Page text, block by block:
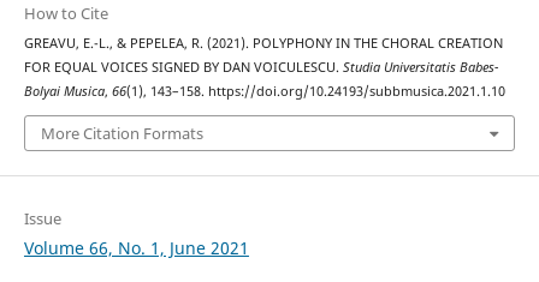
How to Cite
GREAVU, E.-L., & PEPELEA, R. (2021). POLYPHONY IN THE CHORAL CREATION
FOR EQUAL VOICES SIGNED BY DAN VOICULESCU. Studia Universitatis Babes-
Bolyai Musica, 66(1), 143–158. https://doi.org/10.24193/subbmusica.2021.1.10
More Citation Formats
Issue
Volume 66, No. 1, June 2021